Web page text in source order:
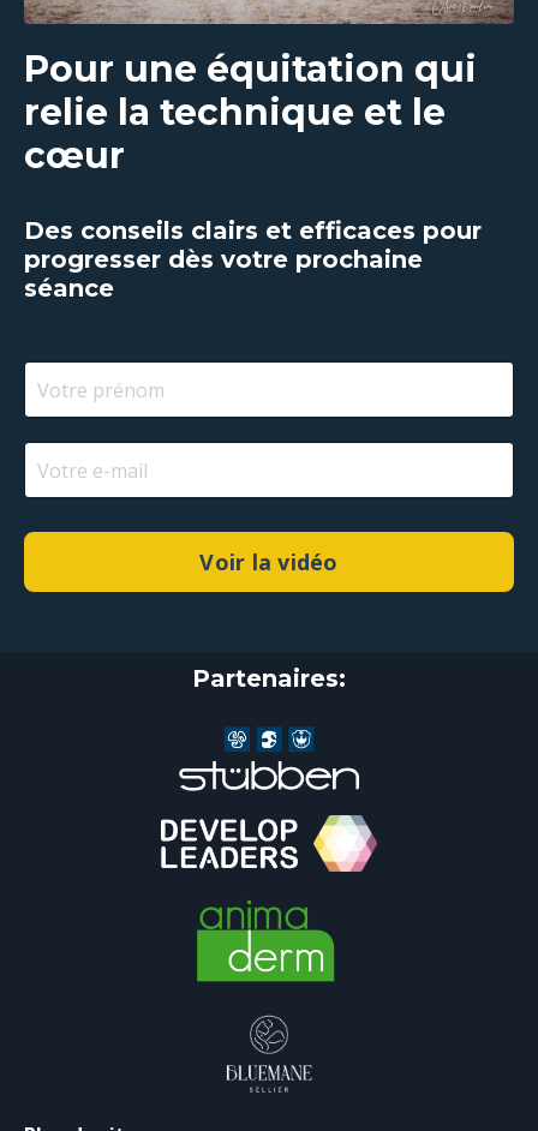
Pour une équitation qui
relie la technique et le
cœur
Des conseils clairs et efficaces pour
progresser dès votre prochaine
séance
Voir la vidéo
Partenaires: